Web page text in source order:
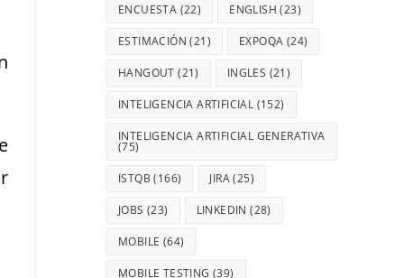
ENCUESTA (22) ENGLISH (23)
ESTIMACIÓN (21) EXPOQA (24)
HANGOUT (21) INGLES (21)
INTELIGENCIA ARTIFICIAL (152)
INTELIGENCIA ARTIFICIAL GENERATIVA
(75)
ISTQB (166) JIRA(25)
JOBS (23) LINKEDIN (28)
MOBILE (64)
MOBILE TESTING (39)